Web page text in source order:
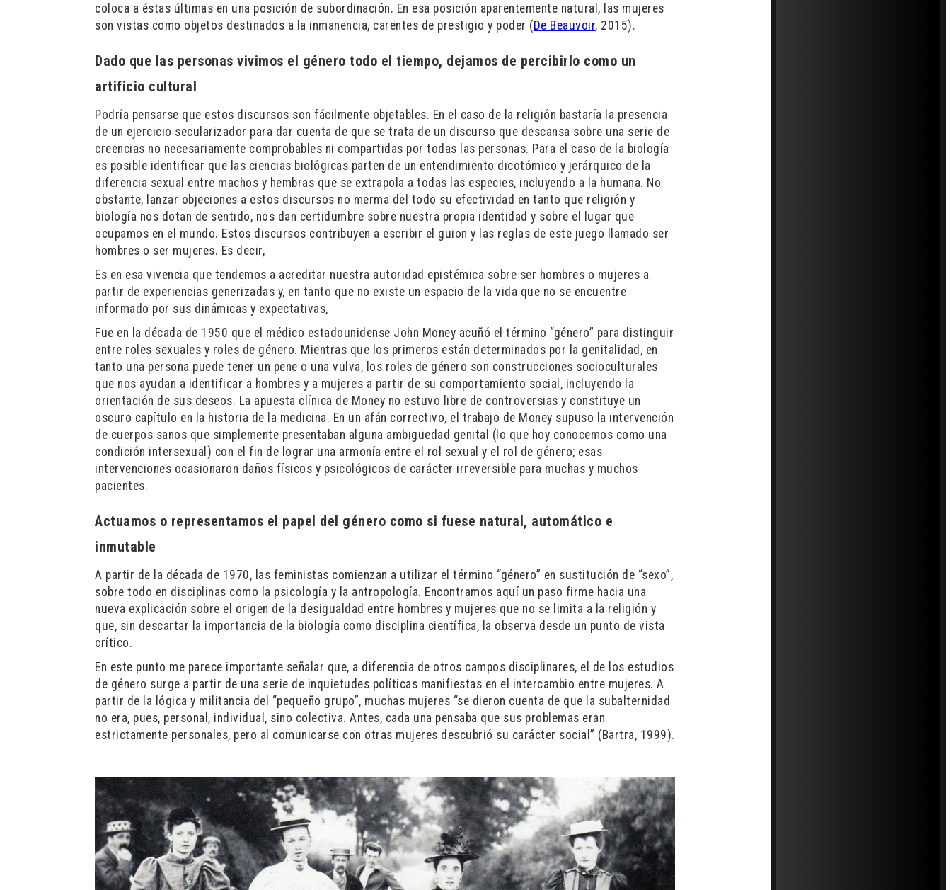
coloca a éstas últimas en una posición de subordinación. En esa posición aparentemente natural, las mujeres
son vistas como objetos destinados a la inmanencia, carentes de prestigio y poder ( De Beauvoir, 2015).
Dado que las personas vivimos el género todo el tiempo, dejamos de percibirlo como un
artificio cultural
Podría pensarse que estos discursos son fácilmente objetables. En el caso de la religión bastaría la presencia
de un ejercicio secularizador para dar cuenta de que se trata de un discurso que descansa sobre una serie de
creencias no necesariamente comprobables ni compartidas por todas las personas. Para el caso de la biología
es posible identificar que las ciencias biológicas parten de un entendimiento dicotómico y jerárquico de la
diferencia sexual entre machos y hembras que se extrapola a todas las especies, incluyendo a la humana. No
obstante, lanzar objeciones a estos discursos no merma del todo su efectividad en tanto que religión y
biología nos dotan de sentido, nos dan certidumbre sobre nuestra propia identidad y sobre el lugar que
ocupamos en el mundo. Estos discursos contribuyen a escribir el guion y las reglas de este juego llamado ser
hombres o ser mujeres. Es decir,
Es en esa vivencia que tendemos a acreditar nuestra autoridad epistémica sobre ser hombres o mujeres a
partir de experiencias generizadas y, en tanto que no existe un espacio de la vida que no se encuentre
informado por sus dinámicas y expectativas,
Fue en la década de 1950 que el médico estadounidense John Money acuñó el término “género” para distinguir
entre roles sexuales y roles de género. Mientras que los primeros están determinados por la genitalidad, en
tanto una persona puede tener un pene o una vulva, los roles de género son construcciones socioculturales
que nos ayudan a identificar a hombres y a mujeres a partir de su comportamiento social, incluyendo la
orientación de sus deseos. La apuesta clínica de Money no estuvo libre de controversias y constituye un
oscuro capítulo en la historia de la medicina. En un afán correctivo, el trabajo de Money supuso la intervención
de cuerpos sanos que simplemente presentaban alguna ambigüedad genital (lo que hoy conocemos como una
condición intersexual) con el fin de lograr una armonía entre el rol sexual y el rol de género; esas
intervenciones ocasionaron daños físicos y psicológicos de carácter irreversible para muchas y muchos
pacientes.
Actuamos o representamos el papel del género como si fuese natural, automático e
inmutable
A partir de la década de 1970, las feministas comienzan a utilizar el término “género” en sustitución de “sexo”,
sobre todo en disciplinas como la psicología y la antropología. Encontramos aquí un paso firme hacia una
nueva explicación sobre el origen de la desigualdad entre hombres y mujeres que no se limita a la religión y
que, sin descartar la importancia de la biología como disciplina científica, la observa desde un punto de vista
crítico.
En este punto me parece importante señalar que, a diferencia de otros campos disciplinares, el de los estudios
de género surge a partir de una serie de inquietudes políticas manifiestas en el intercambio entre mujeres. A
partir de la lógica y militancia del “pequeño grupo”, muchas mujeres “se dieron cuenta de que la subalternidad
no era, pues, personal, individual, sino colectiva. Antes, cada una pensaba que sus problemas eran
estrictamente personales, pero al comunicarse con otras mujeres descubrió su carácter social” (Bartra, 1999).